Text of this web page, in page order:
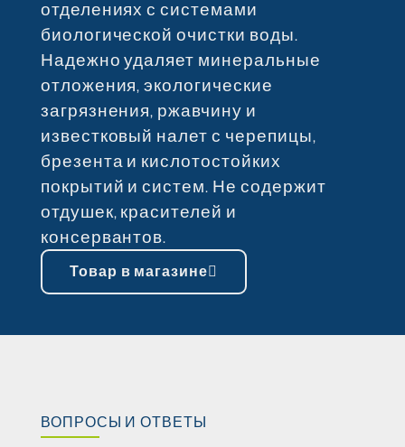
отделениях с системами
биологической очистки воды.
Надежно удаляет минеральные
отложения, экологические
загрязнения, ржавчину и
известковый налет с черепицы,
брезента и кислотостойких
покрытий и систем. Не содержит
отдушек, красителей и
консервантов.
Товар в магазине
ВОПРОСЫ И ОТВЕТЫ